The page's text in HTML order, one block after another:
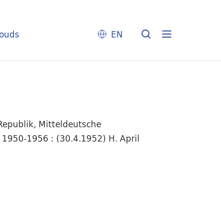
EN
Mitteldeutsche
1956 : (30.4.1952) H. April